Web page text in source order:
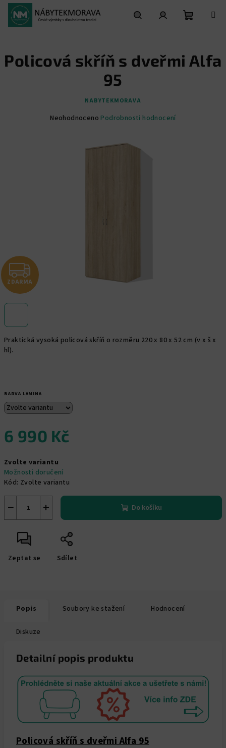
Přejít
obsah
košík
Praktická vysoká policová skříň o rozměru 220 x 80 x 52 cm (v x š x
hl).
BARVA LAMINA
6 990 Kč
cena:
Zvolte variantu
Možnosti doručení
Kód: Zvolte variantu
+
− Do košíku
Zeptat se Sdílet
Policová skříň s dveřmi Alfa
95
NABYTEKMORAVA
Průměrné
Neohodnoceno Podrobnosti hodnocení
Z
D
R
ZDARMA
Popis Soubory ke stažení Hodnocení
Diskuze
Detailní popis produktu
Policová skříň s dveřmi Alfa 95